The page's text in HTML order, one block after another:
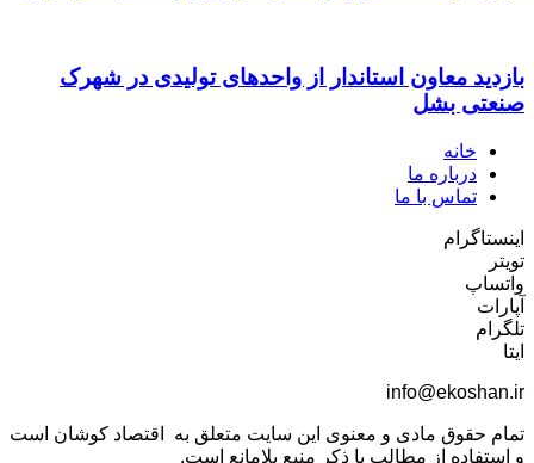
بازدید معاون استاندار از واحدهای تولیدی در شهرک
صنعتی بشل
خانه
درباره ما
تماس با ما
اینستاگرام
تویتر
واتساپ
آپارات
تلگرام
ایتا
info@ekoshan.ir
تمام حقوق مادی و معنوی این سایت متعلق به اقتصاد کوشان است
و استفاده از مطالب با ذکر منبع بلامانع است.